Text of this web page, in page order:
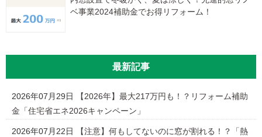
ベ事業2024補助金でお得リフォーム！
最新記事
2026年07月29日
【2026年】最大217万円も！？リフォーム補助
金「住宅省エネ2026キャンペーン」
2026年07月22日
【注意】何もしてないのに窓が割れる！？「熱